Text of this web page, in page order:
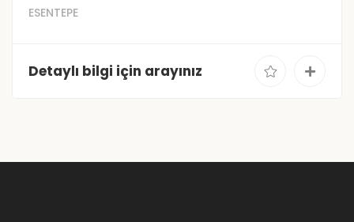
ESENTEPE
Detaylı bilgi için arayınız